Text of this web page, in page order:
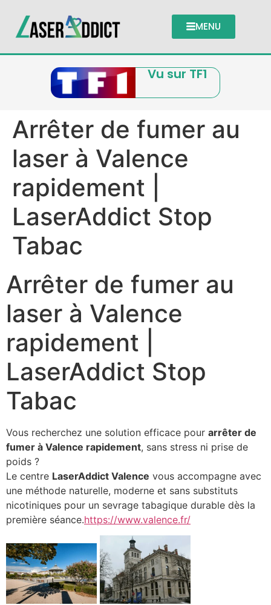
MENU
Vu sur TF1
Arrêter de fumer au
laser à Valence
rapidement |
LaserAddict Stop
Tabac
Arrêter de fumer au
laser à Valence
rapidement |
LaserAddict Stop
Tabac
Vous recherchez une solution efficace pour arrêter de
fumer à Valence rapidement, sans stress ni prise de
poids ?
Le centre LaserAddict Valence vous accompagne avec
une méthode naturelle, moderne et sans substituts
nicotiniques pour un sevrage tabagique durable dès la
première séance.https://www.valence.fr/